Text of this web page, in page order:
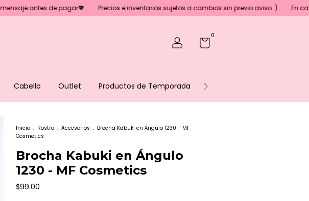
de pagar💖 Precios e inventarios sujetos a cambios sin previo aviso :) En caso de
0
Cabello Outlet Productos de Temporada
Inicio . Rostro . Accesorios . Brocha Kabuki en Ángulo 1230 - MF
Cosmetics
Brocha Kabuki en Ángulo
1230 - MF Cosmetics
$99.00